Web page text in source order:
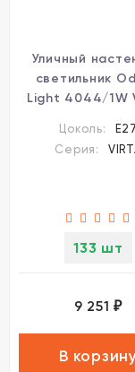
Уличный
светильник
Light 4044/1W
60W
Цоколь:
E27
Серия:
133 шт
9 251₽
В